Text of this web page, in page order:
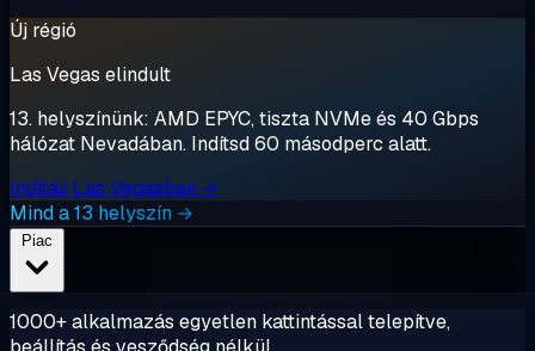
Új régió
Las Vegas elindult
13. helyszínünk: AMD EPYC, tiszta NVMe és 40 Gbps
hálózat Nevadában. Indítsd 60 másodperc alatt.
Indítás Las Vegasban →
Mind a 13 helyszín →
1000+ alkalmazás egyetlen kattintással telepítve,